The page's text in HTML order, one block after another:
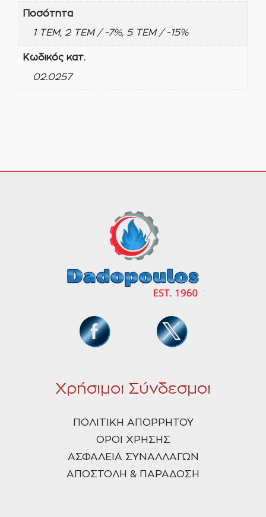
Ποσότητα
1 ΤΕΜ, 2 ΤΕΜ / -7%, 5 ΤΕΜ / -15%
Κωδικός κατ.
02.0257
Χρήσιμοι Σύνδεσμοι
ΠΟΛΙΤΙΚΗ ΑΠΟΡΡΗΤΟΥ
ΟΡΟΙ ΧΡΗΣΗΣ
ΑΣΦΑΛΕΙΑ ΣΥΝΑΛΛΑΓΩΝ
ΑΠΟΣΤΟΛΗ & ΠΑΡΑΔΟΣΗ